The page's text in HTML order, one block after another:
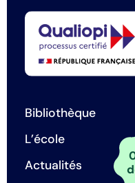
Bibliothèque
L’école
Actualités